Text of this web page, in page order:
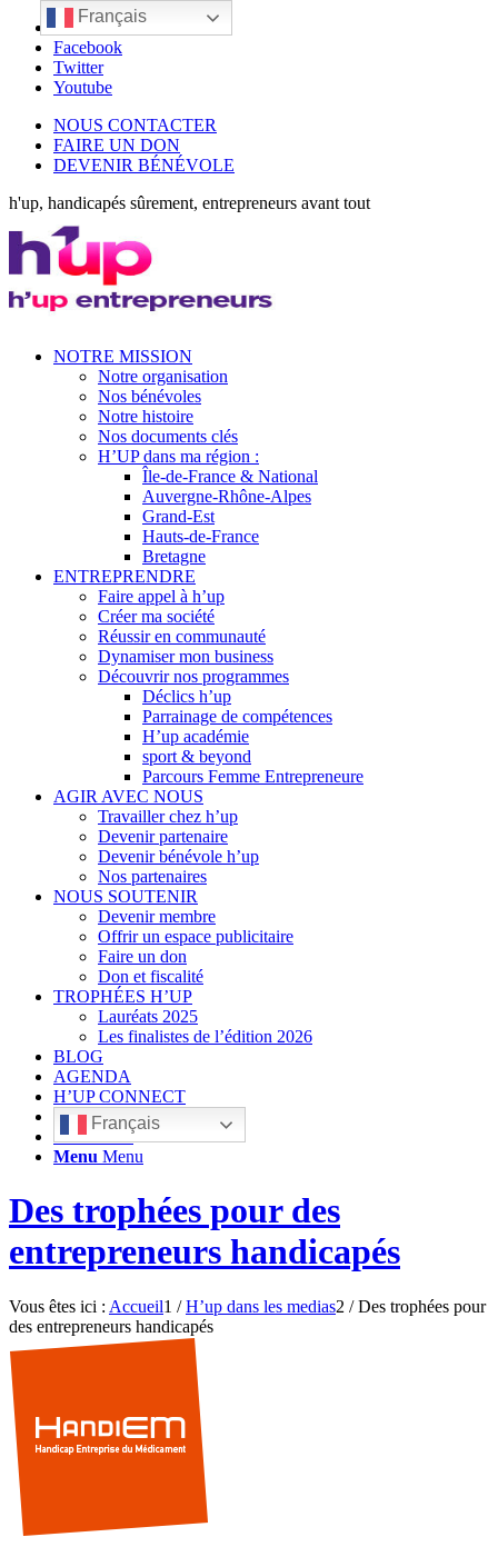
LinkedIn
Facebook
Twitter
Youtube
NOUS CONTACTER
FAIRE UN DON
DEVENIR BÉNÉVOLE
h'up, handicapés sûrement, entrepreneurs avant tout
NOTRE MISSION
Notre organisation
Nos bénévoles
Notre histoire
Nos documents clés
H’UP dans ma région :
Île-de-France & National
Auvergne-Rhône-Alpes
Grand-Est
Hauts-de-France
Bretagne
ENTREPRENDRE
Faire appel à h’up
Créer ma société
Réussir en communauté
Dynamiser mon business
Découvrir nos programmes
Déclics h’up
Parrainage de compétences
H’up académie
sport & beyond
Parcours Femme Entrepreneure
AGIR AVEC NOUS
Travailler chez h’up
Devenir partenaire
Devenir bénévole h’up
Nos partenaires
NOUS SOUTENIR
Devenir membre
Offrir un espace publicitaire
Faire un don
Don et fiscalité
TROPHÉES H’UP
Lauréats 2025
Les finalistes de l’édition 2026
BLOG
AGENDA
H’UP CONNECT
Français
Rechercher
Menu Menu
Des trophées pour des
entrepreneurs handicapés
Vous êtes ici : Accueil1 / H’up dans les medias2 / Des trophées pour
des entrepreneurs handicapés
Français